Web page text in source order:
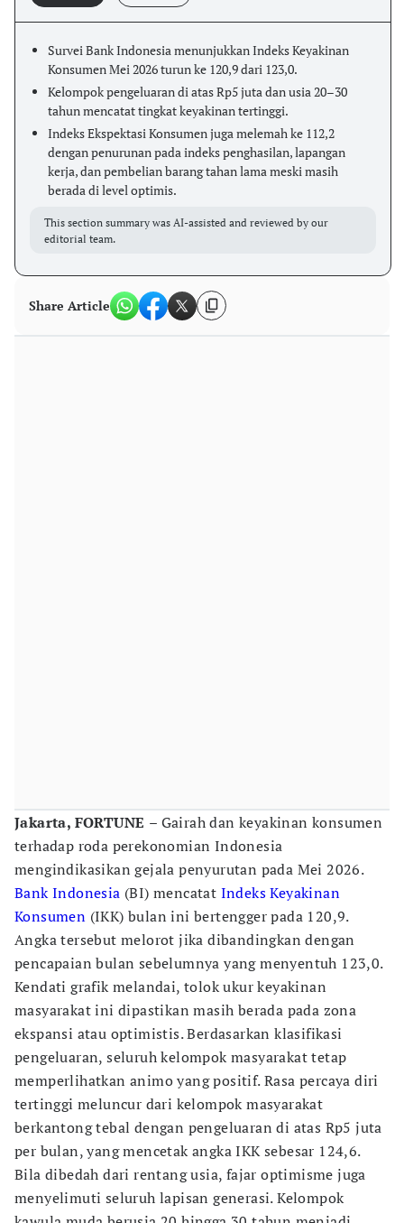
Survei Bank Indonesia menunjukkan Indeks Keyakinan
Konsumen Mei 2026 turun ke 120,9 dari 123,0.
Kelompok pengeluaran di atas Rp5 juta dan usia 20–30
tahun mencatat tingkat keyakinan tertinggi.
Indeks Ekspektasi Konsumen juga melemah ke 112,2
dengan penurunan pada indeks penghasilan, lapangan
kerja, dan pembelian barang tahan lama meski masih
berada di level optimis.
This section summary was AI-assisted and reviewed by our
editorial team.
Share Article
Jakarta, FORTUNE – Gairah dan keyakinan konsumen
terhadap roda perekonomian Indonesia
mengindikasikan gejala penyurutan pada Mei 2026.
Bank Indonesia (BI) mencatat Indeks Keyakinan
Konsumen (IKK) bulan ini bertengger pada 120,9.
Angka tersebut melorot jika dibandingkan dengan
pencapaian bulan sebelumnya yang menyentuh 123,0.
Kendati grafik melandai, tolok ukur keyakinan
masyarakat ini dipastikan masih berada pada zona
ekspansi atau optimistis. Berdasarkan klasifikasi
pengeluaran, seluruh kelompok masyarakat tetap
memperlihatkan animo yang positif. Rasa percaya diri
tertinggi meluncur dari kelompok masyarakat
berkantong tebal dengan pengeluaran di atas Rp5 juta
per bulan, yang mencetak angka IKK sebesar 124,6.
Bila dibedah dari rentang usia, fajar optimisme juga
menyelimuti seluruh lapisan generasi. Kelompok